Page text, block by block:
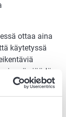
ottaa aina
käytetyssä
myös jäädä
vuosina.
on käyttää